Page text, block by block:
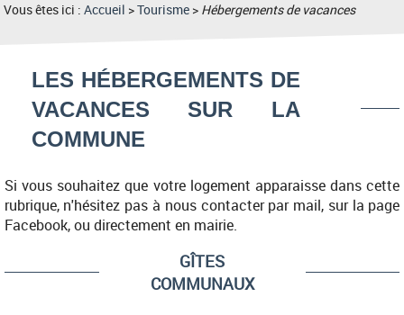
Vous êtes ici :Accueil >Tourisme > Hébergements de vacances
LES HÉBERGEMENTS DE
VACANCES SUR LA
COMMUNE
Si vous souhaitez que votre logement apparaisse dans cette
rubrique, n'hésitez pas à nous contacter par mail, sur la page
Facebook, ou directement en mairie.
GÎTES
COMMUNAUX